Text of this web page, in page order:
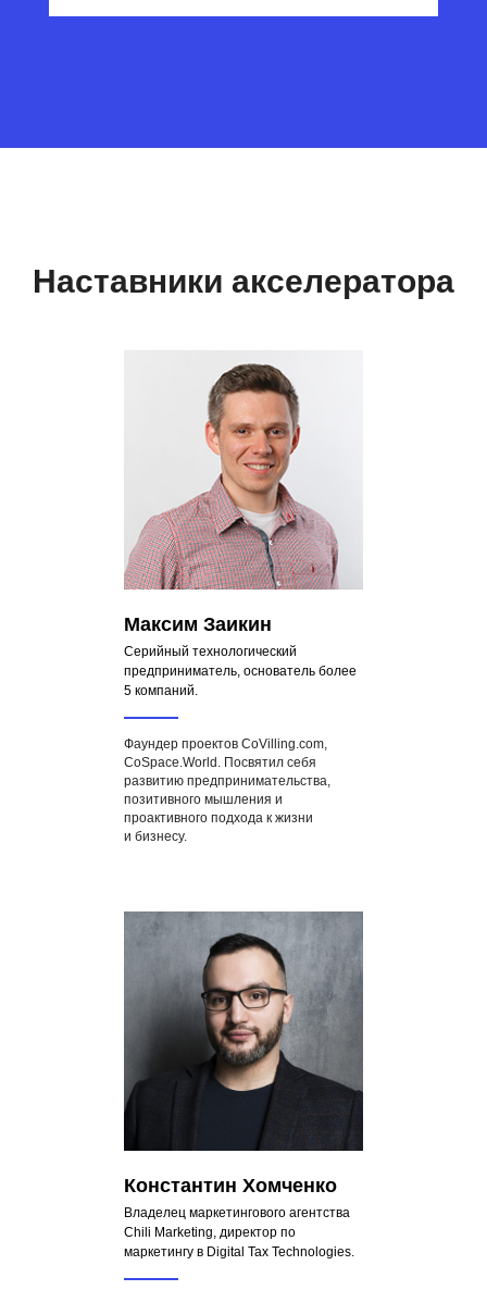
Наставники акселератора
Максим Заикин
Серийный технологический
предприниматель, основатель более
5 компаний.
Фаундер проектов CoVilling.com,
CoSpace.World. Посвятил себя
развитию предпринимательства,
позитивного мышления и
проактивного подхода к жизни
и бизнесу.
Константин Хомченко
Владелец маркетингового агентства
Chili Marketing, директор по
маркетингу в Digital Tax Technologies.